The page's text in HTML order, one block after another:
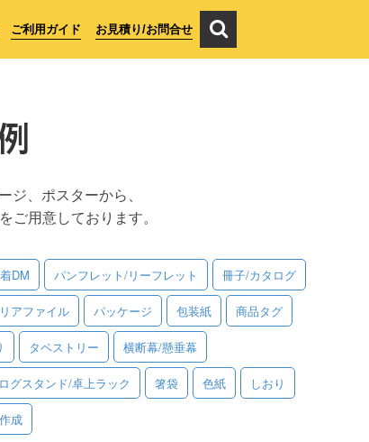
ご利用ガイド お見積り/お問合せ
、ポスターから、
用意しております。
DM パンフレット/リーフレット 冊子/カタログ
アファイル パッケージ 包装紙 商品タグ
タペストリー 横断幕/懸垂幕
グスタンド/卓上ラック 箸袋 色紙 しおり
成